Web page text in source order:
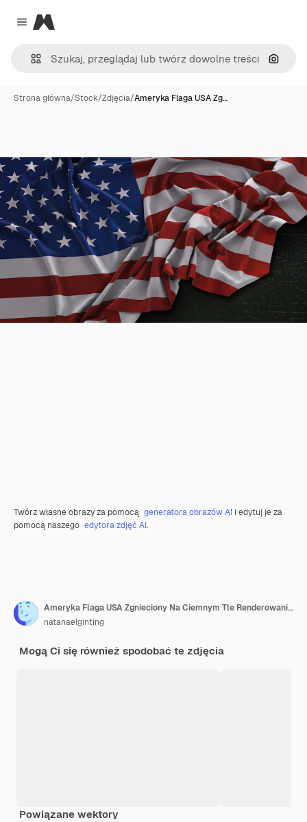
Close menu
Magnific
Szukaj
Strona główna/Stock/Zdjęcia/Ameryka Flaga USA Zg…
Twórz własne obrazy za pomocą generatora obrazów AI i edytuj je za
pomocą naszego edytora zdjęć AI.
Ameryka Flaga USA Zgnieciony Na Ciemnym Tle Renderowania 3D
natanaelginting
Mogą Ci się również spodobać te zdjęcia
Powiązane wektory